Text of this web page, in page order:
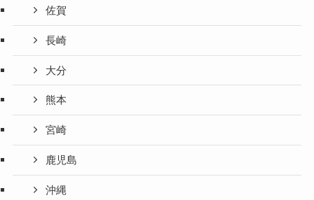
佐賀
長崎
大分
熊本
宮崎
鹿児島
沖縄